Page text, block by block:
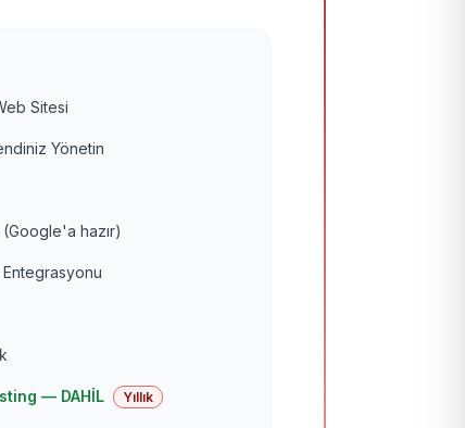
Sitesi
Yönetin
hazır)
— DAHİL Yıllık